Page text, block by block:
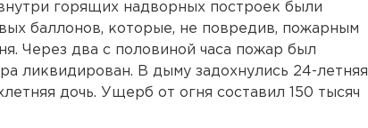
горящих надворных построек были
баллонов, которые, не повредив, пожарным
Через два с половиной часа пожар был
ликвидирован. В дыму задохнулись 24-летняя
дочь. Ущерб от огня составил 150 тысяч